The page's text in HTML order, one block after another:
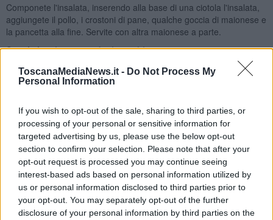
ToscanaMediaNews.it - Do Not Process My
Personal Information
If you wish to opt-out of the sale, sharing to third parties, or
processing of your personal or sensitive information for
targeted advertising by us, please use the below opt-out
section to confirm your selection. Please note that after your
opt-out request is processed you may continue seeing
interest-based ads based on personal information utilized by
us or personal information disclosed to third parties prior to
your opt-out. You may separately opt-out of the further
disclosure of your personal information by third parties on the
Componete l'insalata, inserendo alla base di una ciotola l'insalata,
aggiungete il pollo, i crostoni di pane, qualche goccia di maionese e
la pancetta alla fine. Servite con altra maionese a parte.
Seguimi suhttp://peudepiment.blogspot.com
Rubina Rovini
Se vuoi leggere le notizie principali della Toscana iscriviti alla
Newsletter QUInews - ToscanaMedia.Arriva gratis tutti i giorni
alle 20:00 direttamente nella tua casella di posta.
Basta cliccareQUI
Ti potrebbe interessare anche: